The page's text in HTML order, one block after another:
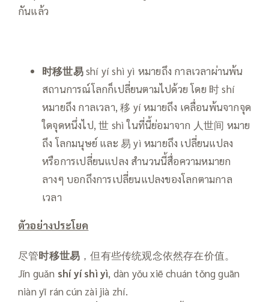
กันแล้ว
时移世易shí yí shì yì หมายถึง กาลเวลาผ่านพ้น
สถานการณ์โลกก็เปลี่ยนตามไปด้วย โดย 时 shí
หมายถึง กาลเวลา, 移 yí หมายถึง เคลื่อนพ้นจากจุด
ใดจุดหนึ่งไป, 世 shì ในที่นี้ย่อมาจาก 人世间 หมาย
ถึง โลกมนุษย์ และ 易 yì หมายถึง เปลี่ยนแปลง
หรือการเปลี่ยนแปลง สำนวนนี้สื่อความหมายก
ลางๆ บอกถึงการเปลี่ยนแปลงของโลกตามกาล
เวลา
ตัวอย่างประโยค
尽管时移世易 ，但有些传统观念依然存在价值。
Jǐn guǎn shí yí shì yì, dàn yǒu xiē chuán tǒng guān
niàn yī rán cún zài jià zhí.